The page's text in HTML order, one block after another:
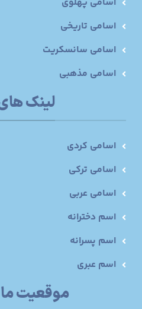
اسامی تاریخی
اسامی سانسکریت
اسامی مذهبی
لینک
اسامی کردی
اسامی ترکی
اسامی عربی
اسم دخترانه
اسم پسرانه
اسم عبری
موقعیت